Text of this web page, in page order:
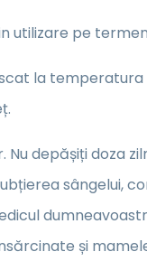
utilizare pe
la temperatura
Nu depășiți doza
sângelui,
și